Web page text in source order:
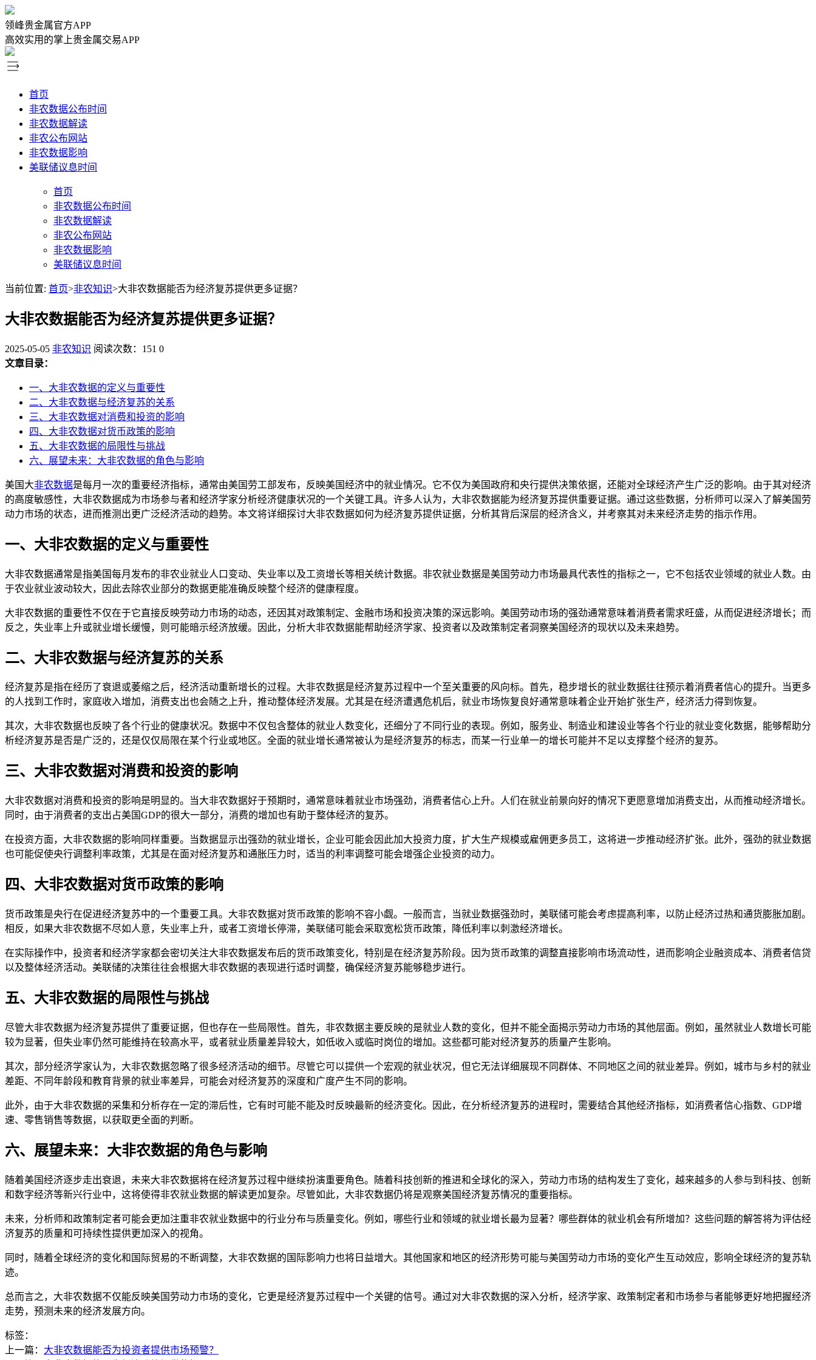
领峰贵金属官方APP
高效实用的掌上贵金属交易APP
首页
非农数据公布时间
非农数据解读
非农公布网站
非农数据影响
美联储议息时间
首页
非农数据公布时间
非农数据解读
非农公布网站
非农数据影响
美联储议息时间
当前位置: 首页>非农知识>大非农数据能否为经济复苏提供更多证据？
大非农数据能否为经济复苏提供更多证据？
2025-05-05 非农知识 阅读次数：151 0
文章目录：
一、大非农数据的定义与重要性
二、大非农数据与经济复苏的关系
三、大非农数据对消费和投资的影响
四、大非农数据对货币政策的影响
五、大非农数据的局限性与挑战
六、展望未来：大非农数据的角色与影响
美国大非农数据是每月一次的重要经济指标，通常由美国劳工部发布，反映美国经济中的就业情况。它不仅为美国政府和央行提供决策依据，还能对全球经济产生广泛的影响。由于其对经济
的高度敏感性，大非农数据成为市场参与者和经济学家分析经济健康状况的一个关键工具。许多人认为，大非农数据能为经济复苏提供重要证据。通过这些数据，分析师可以深入了解美国劳
动力市场的状态，进而推测出更广泛经济活动的趋势。本文将详细探讨大非农数据如何为经济复苏提供证据，分析其背后深层的经济含义，并考察其对未来经济走势的指示作用。
一、大非农数据的定义与重要性
大非农数据通常是指美国每月发布的非农业就业人口变动、失业率以及工资增长等相关统计数据。非农就业数据是美国劳动力市场最具代表性的指标之一，它不包括农业领域的就业人数。由
于农业就业波动较大，因此去除农业部分的数据更能准确反映整个经济的健康程度。
大非农数据的重要性不仅在于它直接反映劳动力市场的动态，还因其对政策制定、金融市场和投资决策的深远影响。美国劳动市场的强劲通常意味着消费者需求旺盛，从而促进经济增长；而
反之，失业率上升或就业增长缓慢，则可能暗示经济放缓。因此，分析大非农数据能帮助经济学家、投资者以及政策制定者洞察美国经济的现状以及未来趋势。
二、大非农数据与经济复苏的关系
经济复苏是指在经历了衰退或萎缩之后，经济活动重新增长的过程。大非农数据是经济复苏过程中一个至关重要的风向标。首先，稳步增长的就业数据往往预示着消费者信心的提升。当更多
的人找到工作时，家庭收入增加，消费支出也会随之上升，推动整体经济发展。尤其是在经济遭遇危机后，就业市场恢复良好通常意味着企业开始扩张生产，经济活力得到恢复。
其次，大非农数据也反映了各个行业的健康状况。数据中不仅包含整体的就业人数变化，还细分了不同行业的表现。例如，服务业、制造业和建设业等各个行业的就业变化数据，能够帮助分
析经济复苏是否是广泛的，还是仅仅局限在某个行业或地区。全面的就业增长通常被认为是经济复苏的标志，而某一行业单一的增长可能并不足以支撑整个经济的复苏。
三、大非农数据对消费和投资的影响
大非农数据对消费和投资的影响是明显的。当大非农数据好于预期时，通常意味着就业市场强劲，消费者信心上升。人们在就业前景向好的情况下更愿意增加消费支出，从而推动经济增长。
同时，由于消费者的支出占美国GDP的很大一部分，消费的增加也有助于整体经济的复苏。
在投资方面，大非农数据的影响同样重要。当数据显示出强劲的就业增长，企业可能会因此加大投资力度，扩大生产规模或雇佣更多员工，这将进一步推动经济扩张。此外，强劲的就业数据
也可能促使央行调整利率政策，尤其是在面对经济复苏和通胀压力时，适当的利率调整可能会增强企业投资的动力。
四、大非农数据对货币政策的影响
货币政策是央行在促进经济复苏中的一个重要工具。大非农数据对货币政策的影响不容小觑。一般而言，当就业数据强劲时，美联储可能会考虑提高利率，以防止经济过热和通货膨胀加剧。
相反，如果大非农数据不尽如人意，失业率上升，或者工资增长停滞，美联储可能会采取宽松货币政策，降低利率以刺激经济增长。
在实际操作中，投资者和经济学家都会密切关注大非农数据发布后的货币政策变化，特别是在经济复苏阶段。因为货币政策的调整直接影响市场流动性，进而影响企业融资成本、消费者信贷
以及整体经济活动。美联储的决策往往会根据大非农数据的表现进行适时调整，确保经济复苏能够稳步进行。
五、大非农数据的局限性与挑战
尽管大非农数据为经济复苏提供了重要证据，但也存在一些局限性。首先，非农数据主要反映的是就业人数的变化，但并不能全面揭示劳动力市场的其他层面。例如，虽然就业人数增长可能
较为显著，但失业率仍然可能维持在较高水平，或者就业质量差异较大，如低收入或临时岗位的增加。这些都可能对经济复苏的质量产生影响。
其次，部分经济学家认为，大非农数据忽略了很多经济活动的细节。尽管它可以提供一个宏观的就业状况，但它无法详细展现不同群体、不同地区之间的就业差异。例如，城市与乡村的就业
差距、不同年龄段和教育背景的就业率差异，可能会对经济复苏的深度和广度产生不同的影响。
此外，由于大非农数据的采集和分析存在一定的滞后性，它有时可能不能及时反映最新的经济变化。因此，在分析经济复苏的进程时，需要结合其他经济指标，如消费者信心指数、GDP增
速、零售销售等数据，以获取更全面的判断。
六、展望未来：大非农数据的角色与影响
随着美国经济逐步走出衰退，未来大非农数据将在经济复苏过程中继续扮演重要角色。随着科技创新的推进和全球化的深入，劳动力市场的结构发生了变化，越来越多的人参与到科技、创新
和数字经济等新兴行业中，这将使得非农就业数据的解读更加复杂。尽管如此，大非农数据仍将是观察美国经济复苏情况的重要指标。
未来，分析师和政策制定者可能会更加注重非农就业数据中的行业分布与质量变化。例如，哪些行业和领域的就业增长最为显著？哪些群体的就业机会有所增加？这些问题的解答将为评估经
济复苏的质量和可持续性提供更加深入的视角。
同时，随着全球经济的变化和国际贸易的不断调整，大非农数据的国际影响力也将日益增大。其他国家和地区的经济形势可能与美国劳动力市场的变化产生互动效应，影响全球经济的复苏轨
迹。
总而言之，大非农数据不仅能反映美国劳动力市场的变化，它更是经济复苏过程中一个关键的信号。通过对大非农数据的深入分析，经济学家、政策制定者和市场参与者能够更好地把握经济
走势，预测未来的经济发展方向。
标签：
上一篇： 大非农数据能否为投资者提供市场预警？